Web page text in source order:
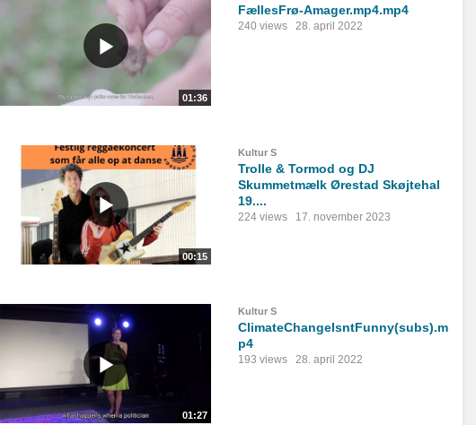
01:36
FællesFrø-Amager.mp4.mp4
240 views 28. april 2022
00:15
Kultur S
Trolle & Tormod og DJ
Skummetmælk Ørestad Skøjtehal
19....
224 views 17. november 2023
01:27
Kultur S
ClimateChangeIsntFunny(subs).m
p4
193 views 28. april 2022